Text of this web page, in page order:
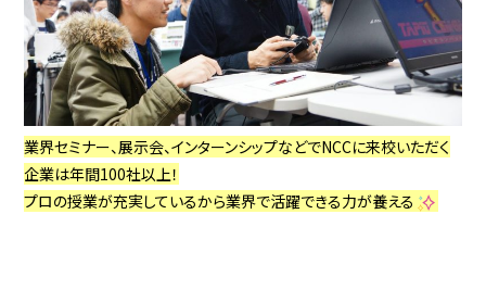
業界セミナー、展示会、インターンシップなどでNCCに来校いただく
企業は年間100社以上！
プロの授業が充実しているから業界で活躍できる力が養える